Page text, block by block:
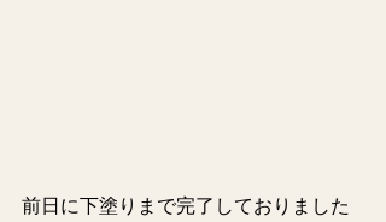
前日に下塗りまで完了しておりました